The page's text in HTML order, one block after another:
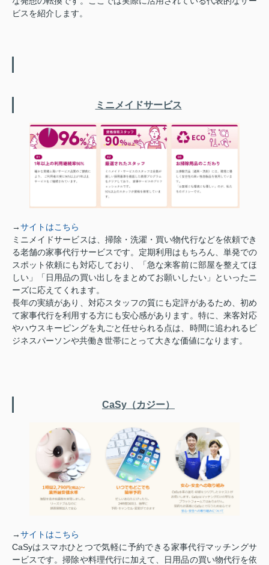
ビスを紹介します。
ミニメイドサービス
→サイトはこちら
ミニメイドサービスは、掃除・洗濯・買い物代行などを依頼でき
る老舗の家事代行サービスです。定期利用はもちろん、単発での
スポット依頼にも対応しており、「急な来客前に部屋を整えてほ
しい」「日用品の買い出しをまとめてお願いしたい」といったニ
ーズに応えてくれます。
長年の実績があり、対応スタッフの質にも定評があるため、初め
て家事代行を利用する方にも安心感があります。特に、来客対応
やハウスキーピングを丸ごと任せられる点は、時間に追われるビ
ジネスパーソンや共働き世帯にとって大きな価値になります。
CaSy（カジー）
→サイトはこちら
CaSyはスマホひとつで気軽に予約できる家事代行マッチングサ
ービスです。掃除や料理代行に加えて、日用品の買い物代行を依